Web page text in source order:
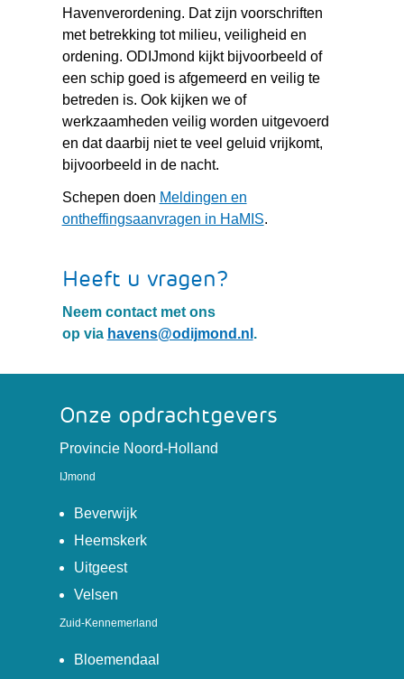
Havenverordening. Dat zijn voorschriften
met betrekking tot milieu, veiligheid en
ordening. ODIJmond kijkt bijvoorbeeld of
een schip goed is afgemeerd en veilig te
betreden is. Ook kijken we of
werkzaamheden veilig worden uitgevoerd
en dat daarbij niet te veel geluid vrijkomt,
bijvoorbeeld in de nacht.
Schepen doen Meldingen en
ontheffingsaanvragen in HaMIS.
Heeft u vragen?
Neem contact met ons
op via havens@odijmond.nl .
Onze opdrachtgevers
Provincie Noord-Holland(verwijst
IJmond
Beverwijk(verwijst
naar
Heemskerk(verwijst
website)
Uitgeest(verwijst
andere
website)
Velsen(verwijst
naar
andere
Zuid-Kennemerland
Bloemendaal (verwijst